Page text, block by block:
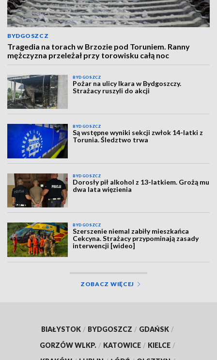
BYDGOSZCZ
Tragedia na torach w Brzozie pod Toruniem. Ranny
mężczyzna przeleżał przy torowisku całą noc
BYDGOSZCZ
Pożar na ulicy Ikara w Bydgoszczy.
Strażacy ruszyli do akcji
BYDGOSZCZ
Są wstępne wyniki sekcji zwłok 14-latki z
Torunia. Śledztwo trwa
BYDGOSZCZ
Dorosły pił alkohol z 13-latkiem. Grożą mu
dwa lata więzienia
BYDGOSZCZ
Szerszenie niemal zabiły mieszkańca
Cekcyna. Strażacy przypominają zasady
interwencji [wideo]
ZOBACZ WIĘCEJ
BIAŁYSTOK / BYDGOSZCZ / GDAŃSK /
GORZÓW WLKP. / KATOWICE / KIELCE /